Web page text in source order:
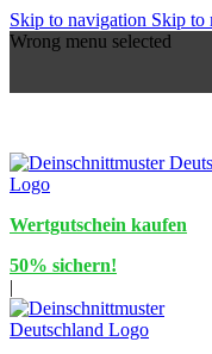
Skip to navigation Skip to
Wrong menu selected
Wertgutschein kaufen
50% sichern!
|